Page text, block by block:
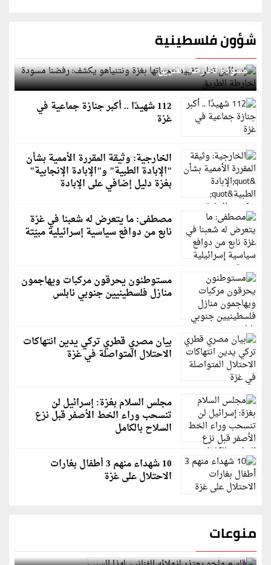
شؤون فلسطينية
إسرائيل تعلن تقييد هجماتها بغزة ونتنياهو يكشف: رفضنا
مسودة لخارطة الطريق
112 شهيدًا .. أكبر جنازة جماعية في
غزة
الخارجية: وثيقة المقررة الأممية بشأن
"الإبادة الطبية" و"الإبادة الإنجابية"
بغزة دليل إضافي على الإبادة
مصطفى: ما يتعرض له شعبنا في غزة
نابع من دوافع سياسية إسرائيلية مبيّتة
مستوطنون يحرقون مركبات ويهاجمون
منازل فلسطينيين جنوبي نابلس
بيان مصري قطري تركي يدين انتهاكات
الاحتلال المتواصلة في غزة
مجلس السلام بغزة: إسرائيل لن
تنسحب وراء الخط الأصفر قبل نزع
السلاح بالكامل
10 شهداء منهم 3 أطفال بغارات
الاحتلال على غزة
منوعات
قاسم ملحو يعتذر لزملائه الفنانين لهذا السبب